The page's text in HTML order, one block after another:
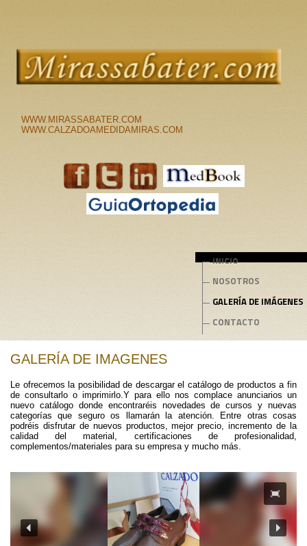
WWW.MIRASSABATER.COM
WWW.CALZADOAMEDIDAMIRAS.COM
INICIO
NOSOTROS
GALERÍA DE IMÁGENES
CONTACTO
GALERÍA DE IMAGENES
Le ofrecemos la posibilidad de descargar el catálogo de productos a fin
de consultarlo o imprimirlo.Y para ello nos complace anunciarios un
nuevo catálogo donde encontraréis novedades de cursos y nuevas
categorías que seguro os llamarán la atención. Entre otras cosas
podréis disfrutar de nuevos productos, mejor precio, incremento de la
calidad del material, certificaciones de profesionalidad,
complementos/materiales para su empresa y mucho más.